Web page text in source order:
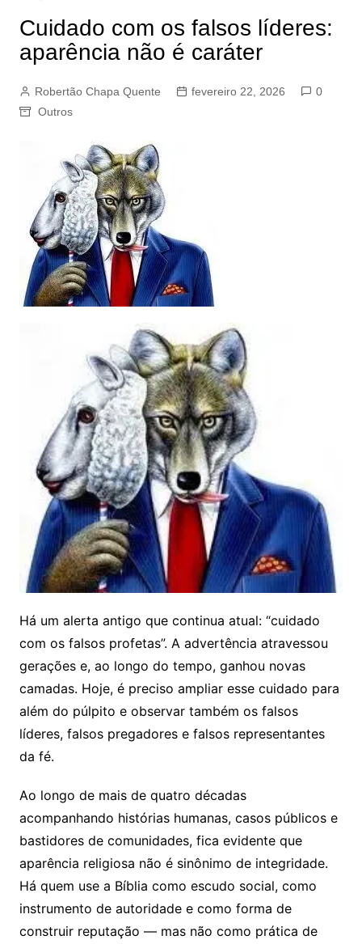
Cuidado com os falsos líderes:
aparência não é caráter
Robertão Chapa Quente fevereiro 22, 2026
0
Outros
Há um alerta antigo que continua atual: “cuidado
com os falsos profetas”. A advertência atravessou
gerações e, ao longo do tempo, ganhou novas
camadas. Hoje, é preciso ampliar esse cuidado para
além do púlpito e observar também os falsos
líderes, falsos pregadores e falsos representantes
da fé.
Ao longo de mais de quatro décadas
acompanhando histórias humanas, casos públicos e
bastidores de comunidades, fica evidente que
aparência religiosa não é sinônimo de integridade.
Há quem use a Bíblia como escudo social, como
instrumento de autoridade e como forma de
construir reputação — mas não como prática de